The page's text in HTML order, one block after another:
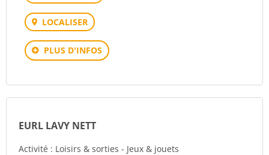
LOCALISER
PLUS D'INFOS
EURL LAVY NETT
Activité : Loisirs & sorties - Jeux & jouets